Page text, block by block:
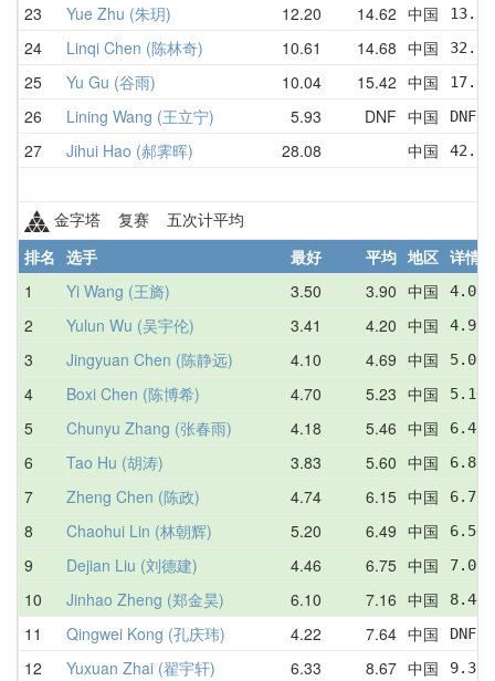
23 Yue Zhu (朱玥) 12.20 14.62 中国
24 Linqi Chen (陈林奇) 10.61 14.68 中国
25 Yu Gu (谷雨) 10.04 15.42 中国
26 Lining Wang (王立宁) 5.93 DNF 中国
27 Jihui Hao (郝霁晖) 28.08 中国
金字塔 复赛 五次计平均
排名 选手 最好 平均 地区 详情
1
Yi Wang (王旖) 3.50 3.90 中国
2 Yulun Wu (吴宇伦) 3.41 4.20 中国
3 Jingyuan Chen (陈静远) 4.10 4.69 中国
4 Boxi Chen (陈博希) 4.70 5.23 中国
5 Chunyu Zhang (张春雨) 4.18 5.46 中国
6 Tao Hu (胡涛) 3.83 5.60 中国
7 Zheng Chen (陈政) 4.74 6.15 中国
8 Chaohui Lin (林朝辉) 5.20 6.49 中国
9 Dejian Liu (刘德建) 4.46 6.75 中国
10 Jinhao Zheng (郑金昊) 6.10 7.16 中国
11 Qingwei Kong (孔庆玮) 4.22 7.64 中国
12 Yuxuan Zhai (翟宇轩) 6.33 8.67 中国